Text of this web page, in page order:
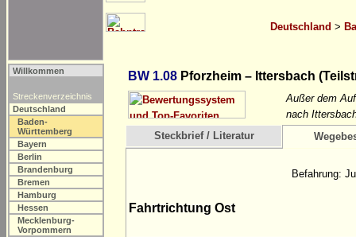
Deutschland >
Willkommen
Streckenverzeichnis
Deutschland
Baden-
Württemberg
Bayern
Berlin
Brandenburg
Bremen
Hamburg
Hessen
Mecklenburg-
Vorpommern
BW 1.08 Pforzheim – Ittersbach
Außer dem
nach
Steckbrief / Literatur
Befahrung:
Fahrtrichtung Ost